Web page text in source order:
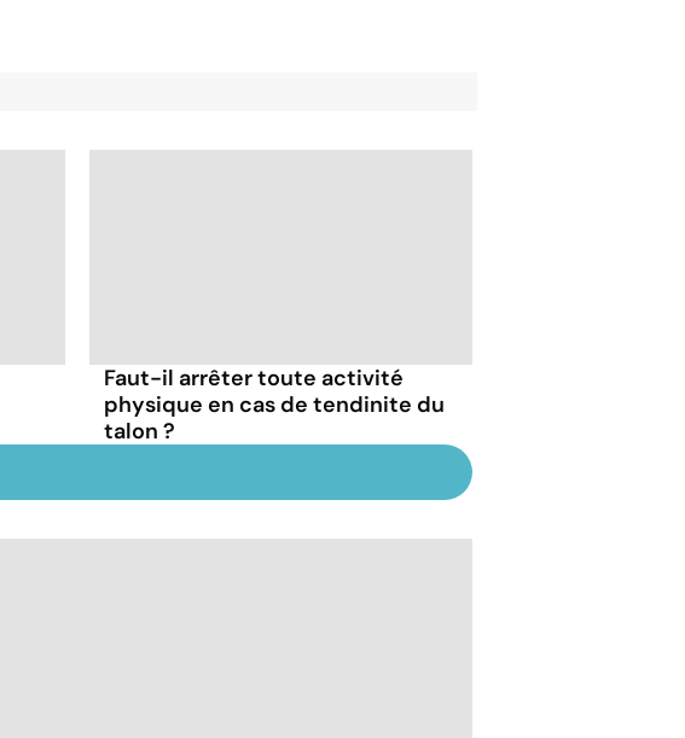
Faut-il arrêter toute activité
physique en cas de tendinite du
talon ?